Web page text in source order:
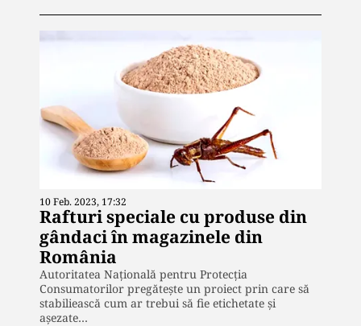
10 Feb. 2023, 17:32
Rafturi speciale cu produse din
gândaci în magazinele din
România
Autoritatea Națională pentru Protecția
Consumatorilor pregăteşte un proiect prin care să
stabiliească cum ar trebui să fie etichetate și
așezate…